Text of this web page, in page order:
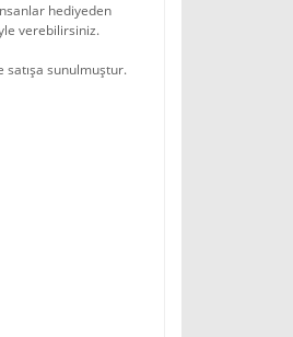
hediyeden
verebilirsiniz.
satışa sunulmuştur.